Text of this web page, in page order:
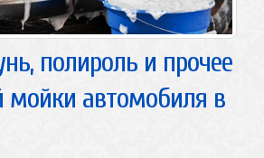
полироль и прочее
мойки автомобиля в